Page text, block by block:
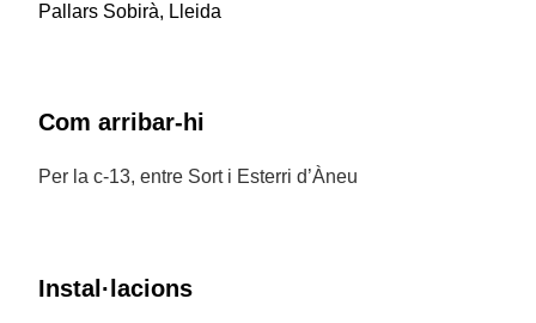
Pallars Sobirà, Lleida
Com arribar-hi
Per la c-13, entre Sort i Esterri d’Àneu
Instal·lacions